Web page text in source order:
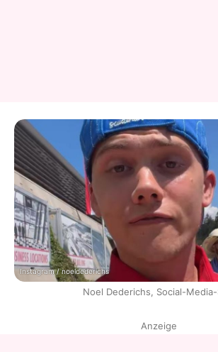
Instagram / noeldederichs
Noel Dederichs, Social-
Anzeige